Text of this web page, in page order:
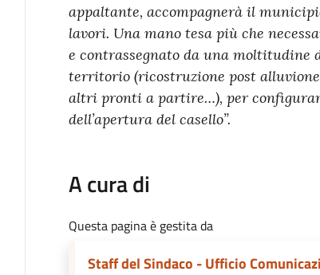
appaltante, accompagnerà il
lavori. Una mano tesa più che
e contrassegnato da una
territorio (ricostruzione post
altri pronti a partire…), per
dell’apertura del casello”.
A cura di
Questa pagina è gestita da
Staff del Sindaco - Ufficio